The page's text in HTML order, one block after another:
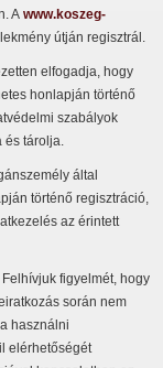
A www.koszeg-
útján regisztrál.
elfogadja, hogy
honlapján történő
szabályok
és tárolja.
által
történő regisztráció,
az érintett
figyelmét, hogy
során nem
használni
elérhetőségét